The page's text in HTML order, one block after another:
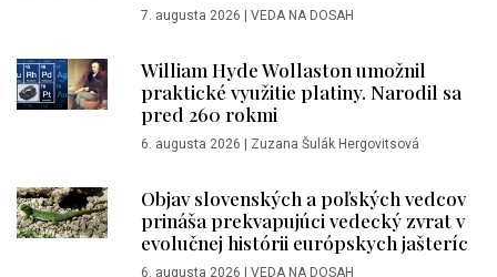
7. augusta 2026 | VEDA NA DOSAH
William Hyde Wollaston umožnil
praktické využitie platiny. Narodil sa
pred 260 rokmi
6. augusta 2026 | Zuzana Šulák Hergovitsová
Objav slovenských a poľských vedcov
prináša prekvapujúci vedecký zvrat v
evolučnej histórii európskych jašteríc
6. augusta 2026 | VEDA NA DOSAH